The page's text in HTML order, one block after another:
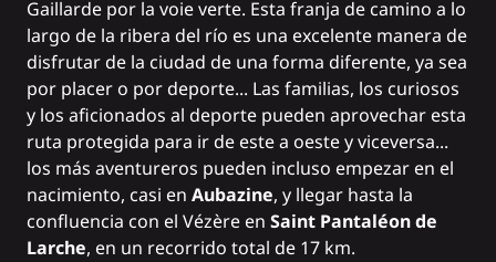
Gaillarde por la voie verte. Esta franja de camino a lo
largo de la ribera del río es una excelente manera de
disfrutar de la ciudad de una forma diferente, ya sea
por placer o por deporte... Las familias, los curiosos
y los aficionados al deporte pueden aprovechar esta
ruta protegida para ir de este a oeste y viceversa...
los más aventureros pueden incluso empezar en el
nacimiento, casi en Aubazine, y llegar hasta la
confluencia con el Vézère en Saint Pantaléon de
Larche, en un recorrido total de 17 km.